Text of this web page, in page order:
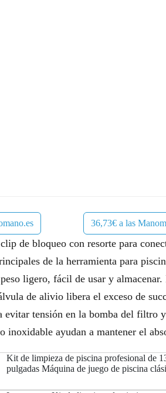
36,73€ a las
de bloqueo con resorte para
de la herramienta para
ligero, fácil de usar y
de alivio libera el exceso de
evitar tensión en la bomba del filtro
inoxidable ayudan a mantener el
Kit de limpieza de piscina profesional de
pulgadas Máquina de juego de piscina
limpieza de